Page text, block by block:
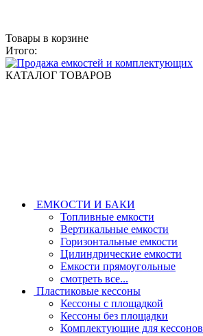
Товары в корзине
Итого:
КАТАЛОГ ТОВАРОВ
ЕМКОСТИ И БАКИ
Топливные емкости
Вертикальные емкости
Горизонтальные емкости
Цилиндрические емкости
Емкости прямоугольные
смотреть все...
Пластиковые кессоны
Кессоны с площадкой
Кессоны без площадки
Комплектующие для кессонов